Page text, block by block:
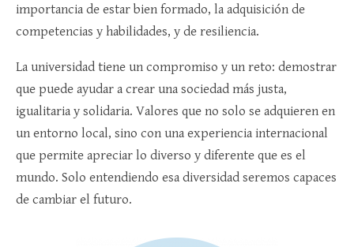
importancia de estar bien formado, la adquisición de
competencias y habilidades, y de resiliencia.
La universidad tiene un compromiso y un reto: demostrar
que puede ayudar a crear una sociedad más justa,
igualitaria y solidaria. Valores que no solo se adquieren en
un entorno local, sino con una experiencia internacional
que permite apreciar lo diverso y diferente que es el
mundo. Solo entendiendo esa diversidad seremos capaces
de cambiar el futuro.